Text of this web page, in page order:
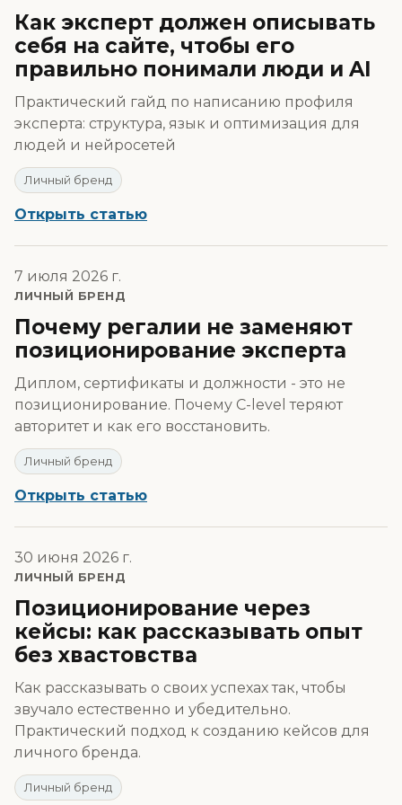
Как эксперт должен описывать
себя на сайте, чтобы его
правильно понимали люди и AI
Практический гайд по написанию профиля
эксперта: структура, язык и оптимизация для
людей и нейросетей
Личный бренд
Открыть статью
7 июля 2026 г.
ЛИЧНЫЙ БРЕНД
Почему регалии не заменяют
позиционирование эксперта
Диплом, сертификаты и должности - это не
позиционирование. Почему C-level теряют
авторитет и как его восстановить.
Личный бренд
Открыть статью
30 июня 2026 г.
ЛИЧНЫЙ БРЕНД
Позиционирование через
кейсы: как рассказывать опыт
без хвастовства
Как рассказывать о своих успехах так, чтобы
звучало естественно и убедительно.
Практический подход к созданию кейсов для
личного бренда.
Личный бренд